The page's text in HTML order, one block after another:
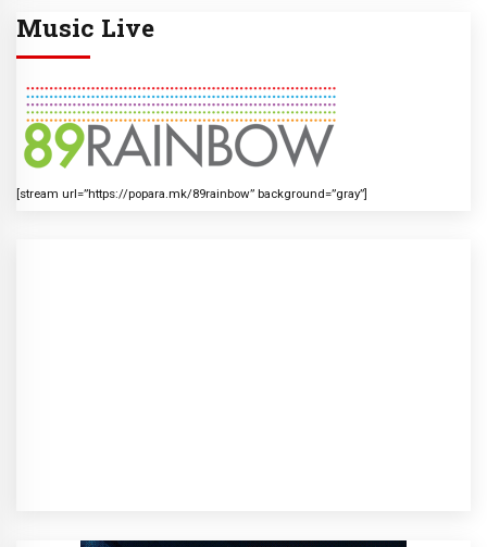
Music Live
[stream url=”https://popara.mk/89rainbow” background=”gray”]